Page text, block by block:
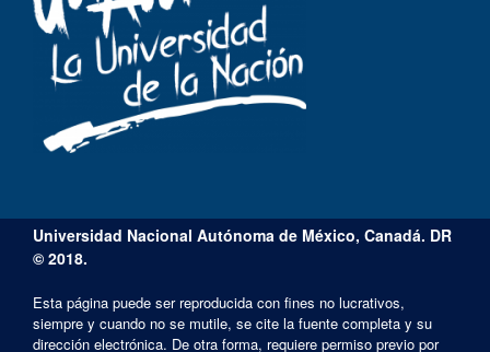
Universidad Nacional Autónoma de México, Canadá. DR
© 2018.
Esta página puede ser reproducida con fines no lucrativos,
siempre y cuando no se mutile, se cite la fuente completa y su
dirección electrónica. De otra forma, requiere permiso previo por